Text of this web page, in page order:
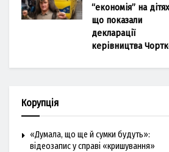
“економія” на
що показали
декларації
керівництва
Корупція
«Думала, що ще й сумки будуть»:
відеозапис у справі «кришування»